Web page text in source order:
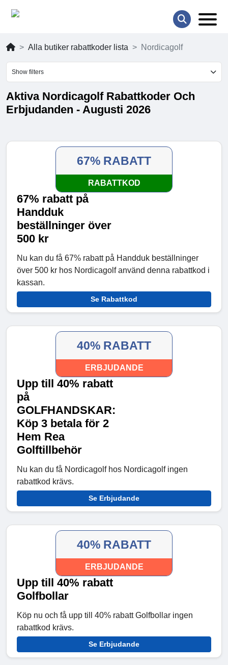
Alla butiker rabattkoder lista Nordicagolf
Show filters
Aktiva Nordicagolf Rabattkoder Och
Erbjudanden - Augusti 2026
67% RABATT
RABATTKOD
67% rabatt på
Handduk
beställninger över
500 kr
Nu kan du få 67% rabatt på Handduk beställninger
över 500 kr hos Nordicagolf använd denna rabattkod i
kassan.
Se Rabattkod
40% RABATT
ERBJUDANDE
Upp till 40% rabatt
på
GOLFHANDSKAR:
Köp 3 betala för 2
Hem Rea
Golftillbehör
Nu kan du få Nordicagolf hos Nordicagolf ingen
rabattkod krävs.
Se Erbjudande
40% RABATT
ERBJUDANDE
Upp till 40% rabatt
Golfbollar
Köp nu och få upp till 40% rabatt Golfbollar ingen
rabattkod krävs.
Se Erbjudande